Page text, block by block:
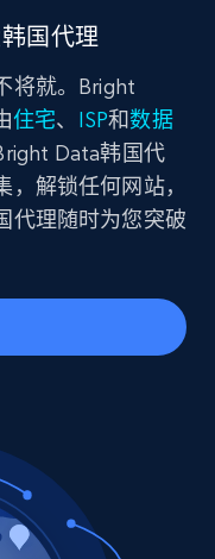
国代理
将就。Bright
住宅、 ISP和数据
Data韩国代
解锁任何网站，
代理随时为您突破